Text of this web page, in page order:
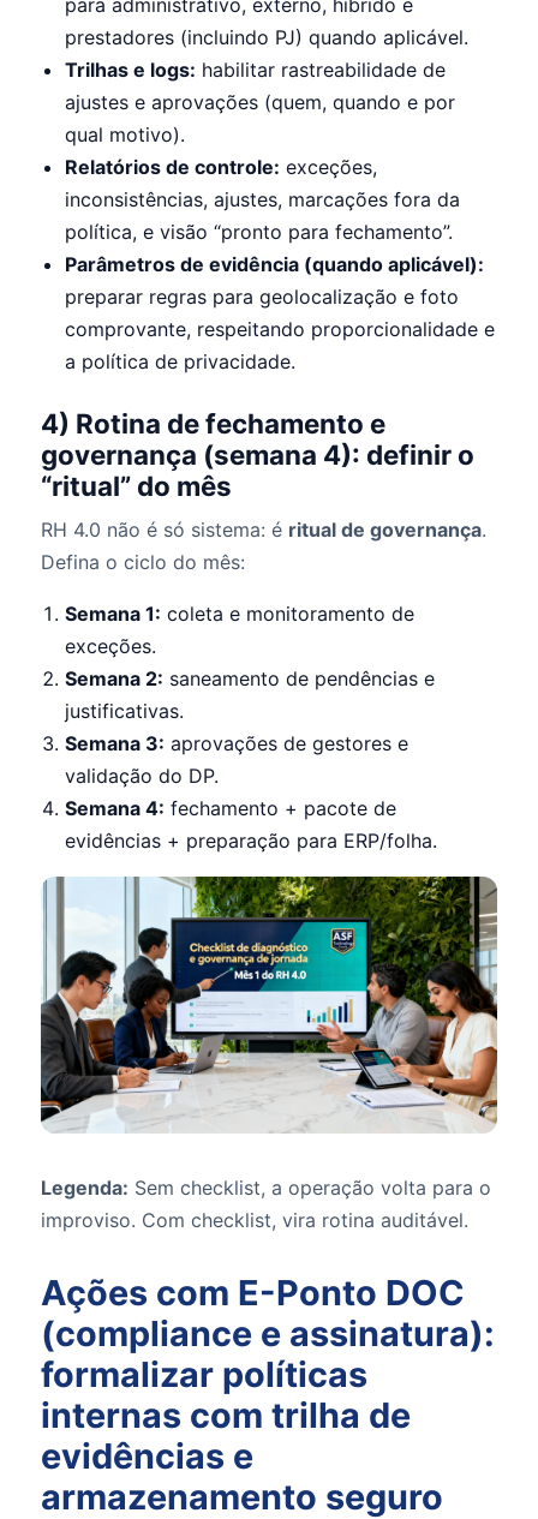
prestadores (incluindo PJ) quando aplicável.
Trilhas e logs: habilitar rastreabilidade de
ajustes e aprovações (quem, quando e por
qual motivo).
Relatórios de controle: exceções,
inconsistências, ajustes, marcações fora da
política, e visão “pronto para fechamento”.
Parâmetros de evidência (quando aplicável):
preparar regras para geolocalização e foto
comprovante, respeitando proporcionalidade e
a política de privacidade.
4) Rotina de fechamento e
governança (semana 4): definir o
“ritual” do mês
RH 4.0 não é só sistema: é ritual de governança.
Defina o ciclo do mês:
Semana 1: coleta e monitoramento de
exceções.
Semana 2: saneamento de pendências e
justificativas.
Semana 3: aprovações de gestores e
validação do DP.
Semana 4: fechamento + pacote de
evidências + preparação para ERP/folha.
Legenda: Sem checklist, a operação volta para o
improviso. Com checklist, vira rotina auditável.
Ações com E-Ponto DOC
(compliance e assinatura):
formalizar políticas
internas com trilha de
evidências e
armazenamento seguro